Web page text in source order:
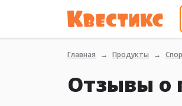
Главная Продукты
Отзывы о